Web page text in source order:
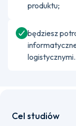
produktu;
będziesz
logistycznymi.
Cel studiów